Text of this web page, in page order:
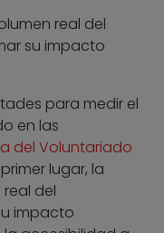
real del
su impacto
para medir el
en las
del Voluntariado
lugar, la
del
impacto